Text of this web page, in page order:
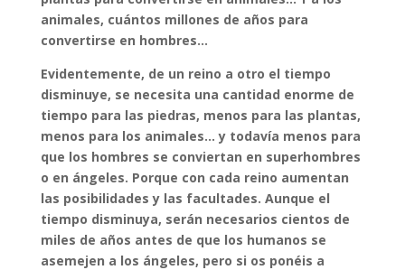
animales, cuántos millones de años para
convertirse en hombres…
Evidentemente, de un reino a otro el tiempo
disminuye, se necesita una cantidad enorme de
tiempo para las piedras, menos para las plantas,
menos para los animales… y todavía menos para
que los hombres se conviertan en superhombres
o en ángeles. Porque con cada reino aumentan
las posibilidades y las facultades. Aunque el
tiempo disminuya, serán necesarios cientos de
miles de años antes de que los humanos se
asemejen a los ángeles, pero si os ponéis a